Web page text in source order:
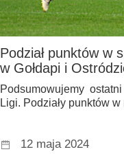
Podział punktów w
w Gołdapi i
Podsumowujemy
Ligi. Podziały punktów
12 maja 2024